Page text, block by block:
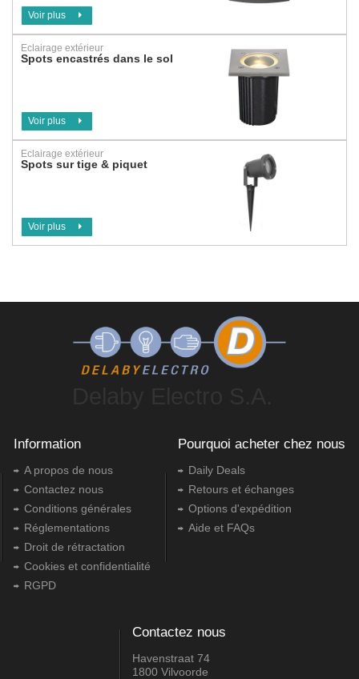
Voir plus
Eclairage extérieur
Spots encastrés dans le sol
Voir plus
Eclairage extérieur
Spots sur tige & piquet
Voir plus
Information
A propos de nous
Contactez nous
Conditions générales
Réglementations
Droit de rétractation
Cookies et confidentialité
RGPD
Pourquoi acheter chez nous
Daily Deals
Retours et échanges
Options d'expédition
Aide et FAQs
Contactez nous
Havenstraat 74
1800 Vilvoorde